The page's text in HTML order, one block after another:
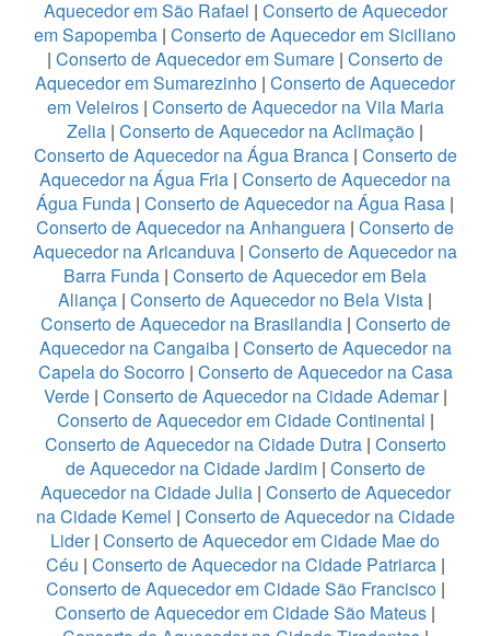
Aquecedor em São Rafael | Conserto de Aquecedor
em Sapopemba | Conserto de Aquecedor em Siciliano
| Conserto de Aquecedor em Sumare | Conserto de
Aquecedor em Sumarezinho | Conserto de Aquecedor
em Veleiros| Conserto de Aquecedor na Vila Maria
Zelia | Conserto de Aquecedor na Aclimação |
Conserto de Aquecedor na Água Branca| Conserto de
Aquecedor na Água Fria | Conserto de Aquecedor na
Água Funda | Conserto de Aquecedor na Água Rasa |
Conserto de Aquecedor na Anhanguera | Conserto de
Aquecedor na Aricanduva | Conserto de Aquecedor na
Barra Funda | Conserto de Aquecedor em Bela
Aliança | Conserto de Aquecedor no Bela Vista |
Conserto de Aquecedor na Brasilandia| Conserto de
Aquecedor na Cangaiba| Conserto de Aquecedor na
Capela do Socorro | Conserto de Aquecedor na Casa
Verde| Conserto de Aquecedor na Cidade Ademar|
Conserto de Aquecedor em Cidade Continental |
Conserto de Aquecedor na Cidade Dutra | Conserto
de Aquecedor na Cidade Jardim| Conserto de
Aquecedor na Cidade Julia | Conserto de Aquecedor
na Cidade Kemel | Conserto de Aquecedor na Cidade
Lider| Conserto de Aquecedor em Cidade Mae do
Céu | Conserto de Aquecedor na Cidade Patriarca|
Conserto de Aquecedor em Cidade São Francisco |
Conserto de Aquecedor em Cidade São Mateus |